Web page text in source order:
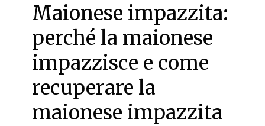
Maionese impazzita:
perché la maionese
impazzisce e come
recuperare la
maionese impazzita